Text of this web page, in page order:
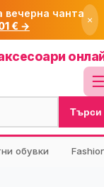
вечерна чанта
€ → ×
Търси
обувки